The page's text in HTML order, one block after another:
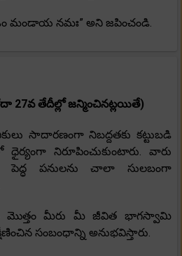
మండాయ నమః” అని జపించండి.
27వ తేదీల్లో జన్మించినట్లయితే)
సాదారణంగా నిబద్దతకు కట్టుబడి
నిరూపించుకుంటారు. వారు
పెద్ధ పనులను చాలా సులబంగా
మొత్తం మీరు మీ జీవిత భాగస్వామి
సంబంధాన్ని అనుభవిస్తారు.